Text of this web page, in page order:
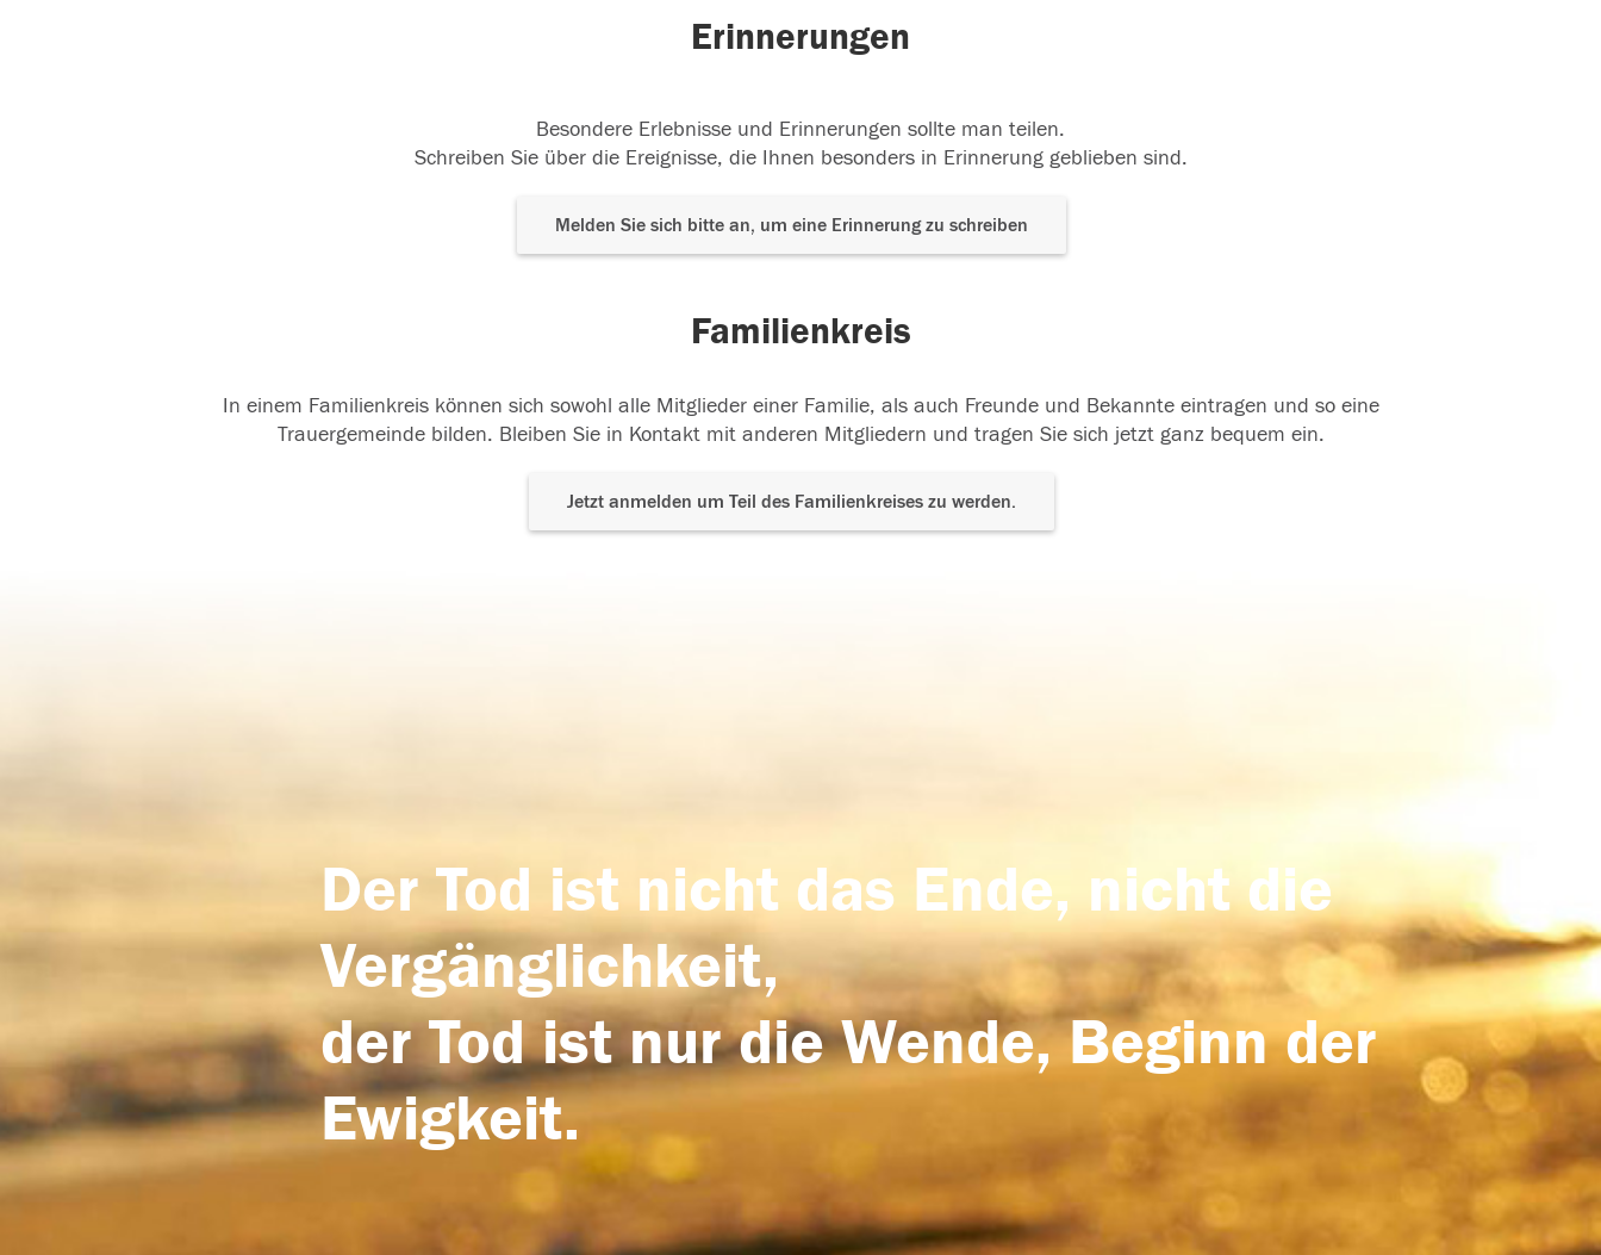
Erinnerungen
Besondere Erlebnisse und Erinnerungen sollte man teilen.
Schreiben Sie über die Ereignisse, die Ihnen besonders in Erinnerung geblieben sind.
Melden Sie sich bitte an, um eine Erinnerung zu schreiben
Familienkreis
In einem Familienkreis können sich sowohl alle Mitglieder einer Familie, als auch Freunde und Bekannte eintragen und so eine
Trauergemeinde bilden. Bleiben Sie in Kontakt mit anderen Mitgliedern und tragen Sie sich jetzt ganz bequem ein.
Jetzt anmelden um Teil des Familienkreises zu werden.
Der Tod ist nicht das Ende, nicht die
Vergänglichkeit,
der Tod ist nur die Wende, Beginn der
Ewigkeit.